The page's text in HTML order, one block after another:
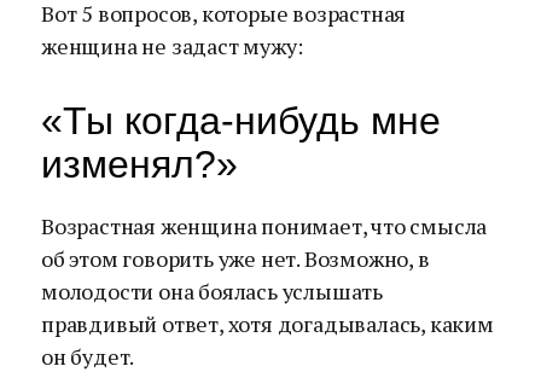
Вот 5 вопросов, которые возрастная
женщина не задаст мужу:
«Ты когда-нибудь мне
изменял?»
Возрастная женщина понимает, что смысла
об этом говорить уже нет. Возможно, в
молодости она боялась услышать
правдивый ответ, хотя догадывалась, каким
он будет.